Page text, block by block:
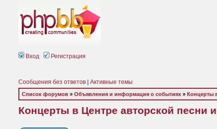
Вход Регистрация
Сообщения без ответов Активные темы
Список форумов » Объявления и информация о событиях » Концерты
Концерты в Центре авторской